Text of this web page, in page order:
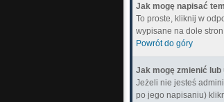
Jak mogę napisać
To proste, kliknij w
wypisane na dole
Powrót do góry
Jak mogę zmienić
Jeżeli nie jesteś
po jego napisaniu)